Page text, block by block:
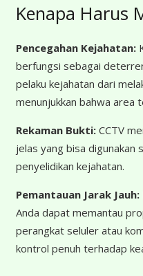
Kenapa Harus
Pencegahan Kejahatan:
berfungsi sebagai
pelaku kejahatan dari
menunjukkan bahwa area
Rekaman Bukti:CCTV
jelas yang bisa digunakan
penyelidikan kejahatan.
Pemantauan Jarak Jauh:
Anda dapat memantau
perangkat seluler atau
kontrol penuh terhadap